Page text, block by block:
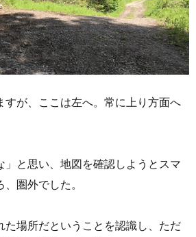
すが、ここは左へ。常に上り方面へ
」と思い、地図を確認しようとスマ
圏外でした。
た場所だということを認識し、ただ